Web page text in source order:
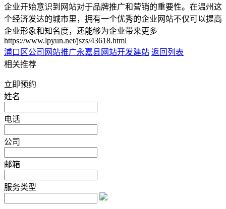
企业开始意识到网站对于品牌推广和营销的重要性。在温州这
个经济发达的城市里，拥有一个优秀的企业网站不仅可以提高
企业形象和知名度，还能够为企业带来更多
https://www.lpyun.net/jszs/43618.html
浦口区公司网站推广永嘉县网站开发建站 返回列表
相关推荐
立即预约
姓名
电话
公司
邮箱
服务类型